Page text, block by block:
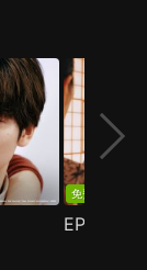
免費
EP